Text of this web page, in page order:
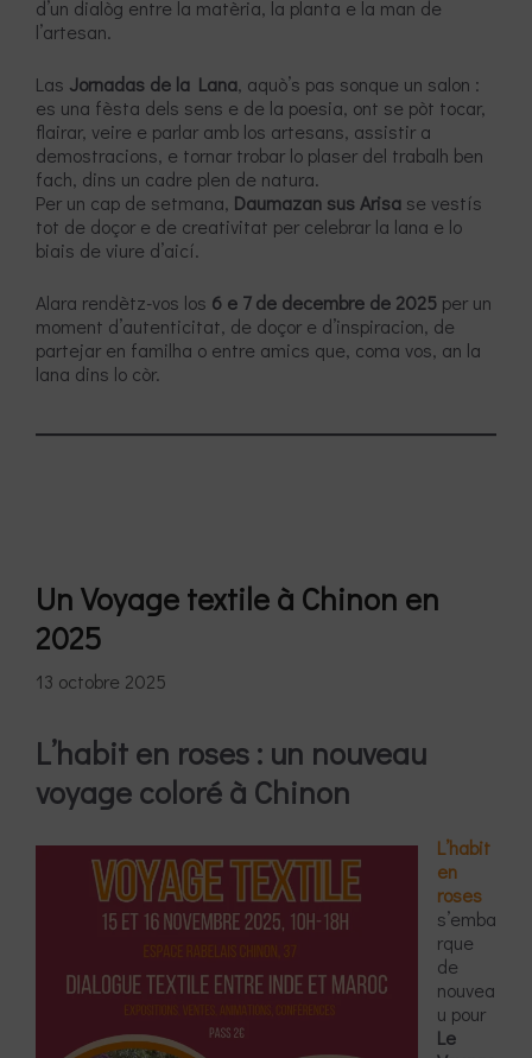
d’un dialòg entre la matèria, la planta e la man de
l’artesan.
Las Jornadas de la Lana, aquò’s pas sonque un salon :
es una fèsta dels sens e de la poesia, ont se pòt tocar,
flairar, veire e parlar amb los artesans, assistir a
demostracions, e tornar trobar lo plaser del trabalh ben
fach, dins un cadre plen de natura.
Per un cap de setmana, Daumazan sus Arisa se vestís
tot de doçor e de creativitat per celebrar la lana e lo
biais de viure d’aicí.
Alara rendètz-vos los 6 e 7 de decembre de 2025 per un
moment d’autenticitat, de doçor e d’inspiracion, de
partejar en familha o entre amics que, coma vos, an la
lana dins lo còr.
Un Voyage textile à Chinon en
2025
13 octobre 2025
L’habit en roses : un nouveau
voyage coloré à Chinon
L’habit
en
roses
s’emba
rque
de
nouvea
u pour
Le